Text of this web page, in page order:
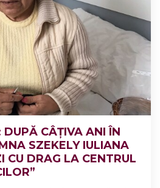
CÂȚIVA ANI ÎN
SZEKELY IULIANA
CU DRAG LA CENTRUL